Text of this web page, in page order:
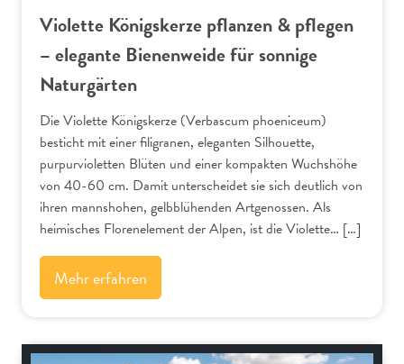
Violette Königskerze pflanzen & pflegen
– elegante Bienenweide für sonnige
Naturgärten
Die Violette Königskerze (Verbascum phoeniceum)
besticht mit einer filigranen, eleganten Silhouette,
purpurvioletten Blüten und einer kompakten Wuchshöhe
von 40-60 cm. Damit unterscheidet sie sich deutlich von
ihren mannshohen, gelbblühenden Artgenossen. Als
heimisches Florenelement der Alpen, ist die Violette… […]
Mehr erfahren